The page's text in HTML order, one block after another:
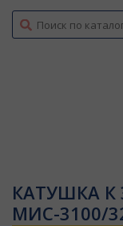
top
КАТУШКА
МИС-3100/